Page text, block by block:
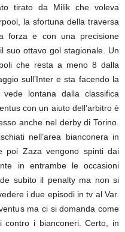
tirato da Milik che voleva
la sfortuna della traversa
forza e con una precisione
suo ottavo gol stagionale. Un
che resta a meno 8 dalla
sull’Inter e sta facendo la
lontana dalla classifica
con un aiuto dell’arbitro è
anche nel derby di Torino.
nell’area bianconera in
poi Zaza vengono spinti dai
in entrambe le occasioni
subito il penalty ma non si
i due episodi in tv al Var.
ma ci si domanda come
contro i bianconeri. Certo, in